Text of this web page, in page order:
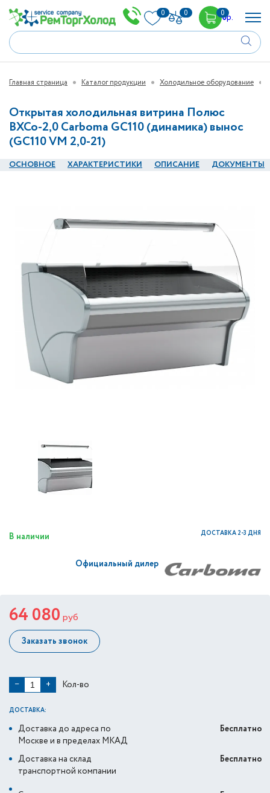
0 0 00р.
Главная страница Каталог продукции Холодильное оборудование
Открытая холодильная витрина Полюс
ВХСо-2,0 Carboma GC110 (динамика) вынос
(GC110 VM 2,0-21)
ОСНОВНОЕ ХАРАКТЕРИСТИКИ ОПИСАНИЕ ДОКУМЕНТЫ
В наличии ДОСТАВКА 2-3 ДНЯ
Официальный дилер
64 080 руб
Заказать звонок
− + Кол-во
ДОСТАВКА:
Доставка до адреса по
Москве и в пределах МКАД
Бесплатно
Доставка на склад
транспортной компании
Бесплатно